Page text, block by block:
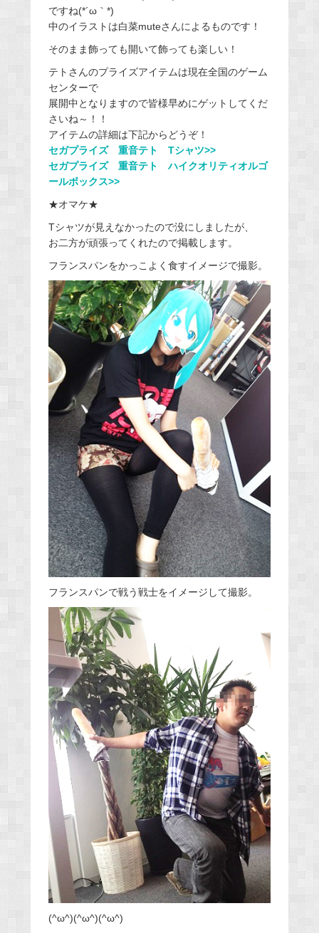
ですね(*´ω｀*)
中のイラストは白菜muteさんによるものです！
そのまま飾っても開いて飾っても楽しい！
テトさんのプライズアイテムは現在全国のゲーム
センターで
展開中となりますので皆様早めにゲットしてくだ
さいね～！！
アイテムの詳細は下記からどうぞ！
セガプライズ 重音テト Tシャツ>>
セガプライズ 重音テト ハイクオリティオルゴ
ールボックス>>
★オマケ★
Tシャツが見えなかったので没にしましたが、
お二方が頑張ってくれたので掲載します。
フランスパンをかっこよく食すイメージで撮影。
フランスパンで戦う戦士をイメージして撮影。
(^ω^)(^ω^)(^ω^)